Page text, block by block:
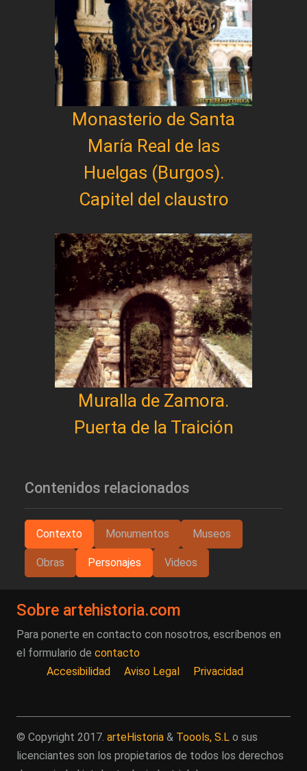
Monasterio de Santa
María Real de las
Huelgas (Burgos).
Capitel del claustro
Muralla de Zamora.
Puerta de la Traición
Contenidos relacionados
Contexto Monumentos Museos
Obras Personajes Videos
Sobre artehistoria.com
Para ponerte en contacto con nosotros, escríbenos en
el formulario de contacto
Accesibilidad
Aviso Legal Privacidad
© Copyright 2017. arteHistoria & Toools, S.L o sus
licenciantes son los propietarios de todos los derechos